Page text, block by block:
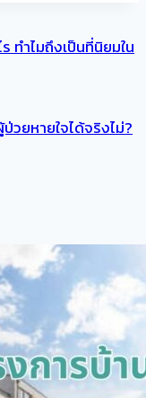
ทำไมถึงเป็นที่นิยมใน
วยหายใจได้จริงไม่?